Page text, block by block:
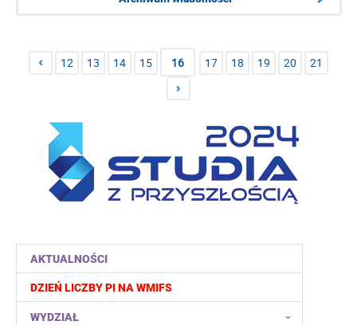
AKTUALNOŚCI
DZIEŃ LICZBY PI NA WMIFS
WYDZIAŁ
12 13 14 15 16 17 18 19 20 21